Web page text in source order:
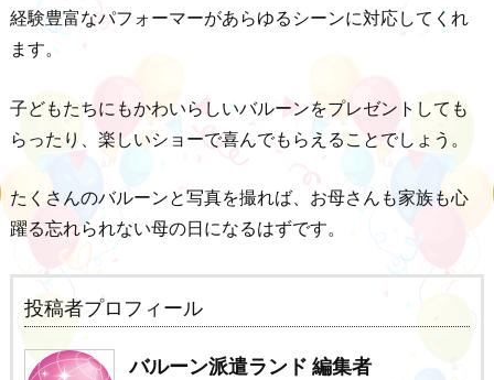
経験豊富なパフォーマーがあらゆるシーンに対応してくれ
ます。
子どもたちにもかわいらしいバルーンをプレゼントしても
らったり、楽しいショーで喜んでもらえることでしょう。
たくさんのバルーンと写真を撮れば、お母さんも家族も心
躍る忘れられない母の日になるはずです。
投稿者プロフィール
バルーン派遣ランド 編集者